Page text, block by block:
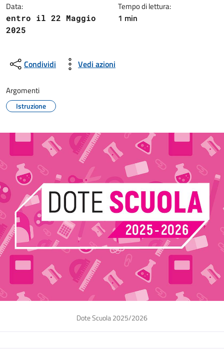
Data:
entro il 22 Maggio
2025
Tempo di lettura:
1 min
Condividi Vedi azioni
Argomenti
Istruzione
Dote Scuola 2025/2026